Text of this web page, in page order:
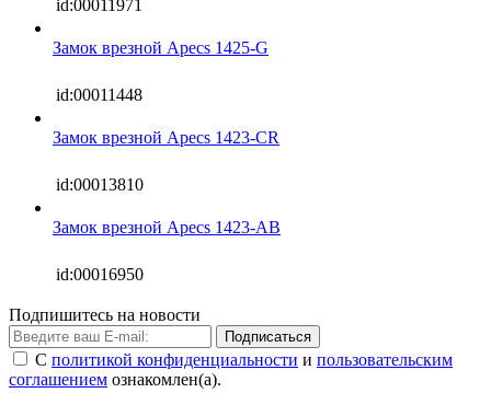
id:00011971
Замок врезной Apecs 1425-G
id:00011448
Замок врезной Apecs 1423-CR
id:00013810
Замок врезной Apecs 1423-AB
id:00016950
Подпишитесь на новости
Подписаться
С политикой конфиденциальности и пользовательским
соглашением ознакомлен(а).